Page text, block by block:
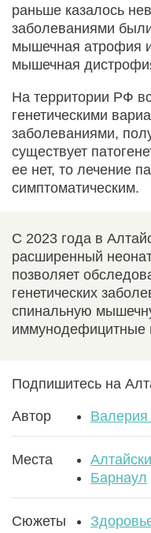
раньше казалось
заболеваниями
мышечная атрофия
мышечная
На территории РФ
генетическими
заболеваниями,
существует
ее нет, то лечение
симптоматическим.
С 2023 года в
расширенный
позволяет
генетических
спинальную
иммунодефицитные
Подпишитесь на
Автор
Места
Барнаул
Сюжеты